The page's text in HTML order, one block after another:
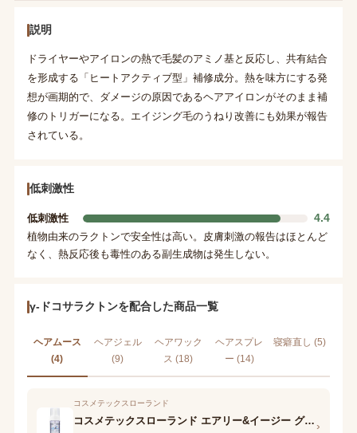
説明
ドライヤーやアイロンの熱で毛髪のアミノ基と反応し、共有結合
を形成する「ヒートアクティブ型」補修成分。熱を味方にする発
想が画期的で、ダメージの原因であるヘアアイロンがそのまま補
修のトリガーになる。エイジング毛のうねり改善にも効果が報告
されている。
低刺激性
低刺激性 4.4
植物由来のラクトンで安全性は高い。皮膚刺激の報告はほとんど
なく、熱反応後も毒性のある副生成物は発生しない。
γ-ドコサラクトンを配合した商品一覧
ヘアムース
(4)
ヘアジェル
(9)
ヘアワック
ス (18)
ヘアスプレ
ー (14)
寝癖直し (5)
コスメテックスローランド
コスメテックスローランド エアリー&イージー グロッシーオイルフォーム ›